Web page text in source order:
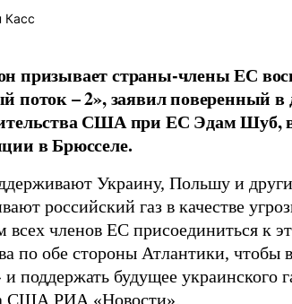
Касс
призывает страны-члены ЕС
поток – 2», заявил поверенный в
США при ЕС Эдам Шуб,
в Брюсселе.
Украину, Польшу и
российский газ в качестве
всех членов ЕС присоединиться к
по обе стороны Атлантики, чтобы
поддержать будущее украинского
США РИА «Новости».